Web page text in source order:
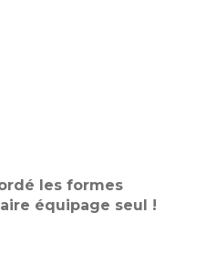
les formes
équipage seul !